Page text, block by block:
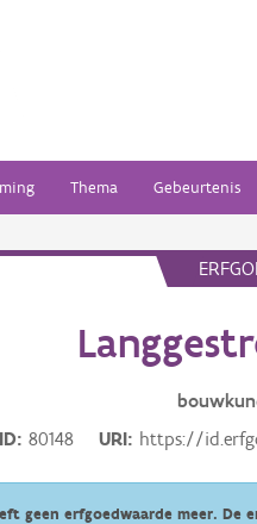
Thema Gebeurtenis
ID
80148 URI https://
geen erfgoedwaarde meer. De